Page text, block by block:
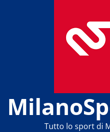
Tutto lo sport di